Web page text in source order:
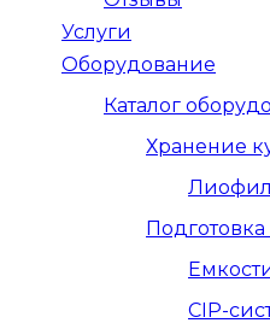
Услуги
Оборудование
Каталог
Хранение
CIP-